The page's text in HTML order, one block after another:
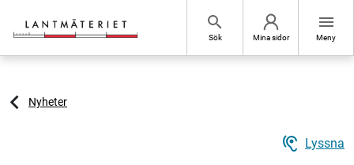
search
Sök Mina sidor
menu
Meny
Nyheter
hearing Lyssna